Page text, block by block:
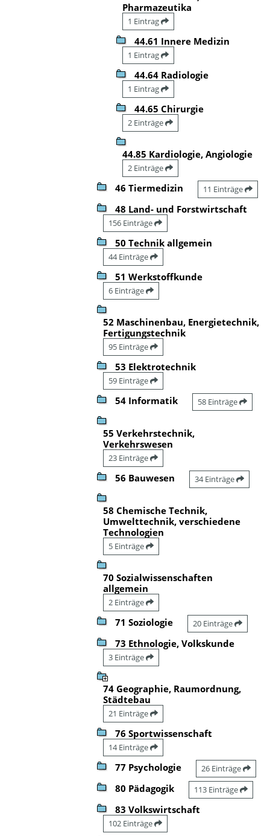
Pharmazeutika
1 Eintrag
44.61 Innere Medizin
1 Eintrag
44.64 Radiologie
1 Eintrag
44.65 Chirurgie
2 Einträge
44.85 Kardiologie, Angiologie
2 Einträge
46 Tiermedizin 11 Einträge
48 Land- und Forstwirtschaft
156 Einträge
50 Technik allgemein
44 Einträge
51 Werkstoffkunde
6 Einträge
52 Maschinenbau, Energietechnik,
Fertigungstechnik
95 Einträge
53 Elektrotechnik
59 Einträge
54 Informatik 58 Einträge
55 Verkehrstechnik,
Verkehrswesen
23 Einträge
56 Bauwesen 34 Einträge
58 Chemische Technik,
Umwelttechnik, verschiedene
Technologien
5 Einträge
70 Sozialwissenschaften
allgemein
2 Einträge
71 Soziologie 20 Einträge
73 Ethnologie, Volkskunde
3 Einträge
74 Geographie, Raumordnung,
Städtebau
21 Einträge
76 Sportwissenschaft
14 Einträge
77 Psychologie 26 Einträge
80 Pädagogik 113 Einträge
83 Volkswirtschaft
102 Einträge